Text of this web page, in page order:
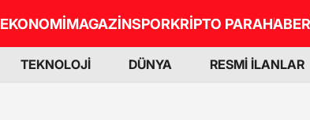
EKONOMİMAGAZİNSPORKRİPTO PARAHABER
TEKNOLOJİ DÜNYA RESMİ İLANLAR